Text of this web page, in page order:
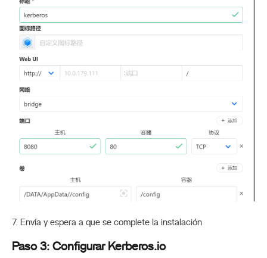
7. Envía y espera a que se complete la instalación
Paso 3: Configurar Kerberos.io